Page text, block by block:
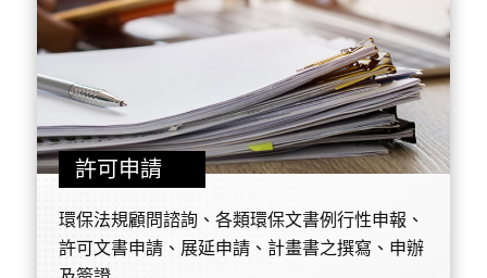
許可申請
環保法規顧問諮詢、各類環保文書例行性申報、
許可文書申請、展延申請、計畫書之撰寫、申辦